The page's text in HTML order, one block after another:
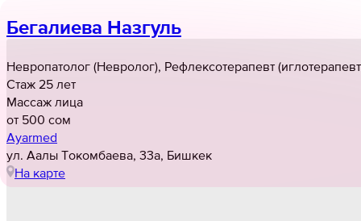
Бегалиева Назгуль
Невропатолог (Невролог), Рефлексотерапевт
Стаж 25 лет
Массаж лица
от 500 cом
Ayarmed
​ул. Аалы Токомбаева, 33а, Бишкек
На карте